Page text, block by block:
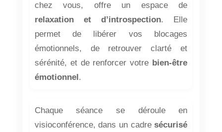
chez vous, offre un espace de
relaxation et d’introspection. Elle
permet de libérer vos blocages
émotionnels, de retrouver clarté et
sérénité, et de renforcer votre bien-être
émotionnel .
Chaque séance se déroule en
visioconférence, dans un cadresécurisé